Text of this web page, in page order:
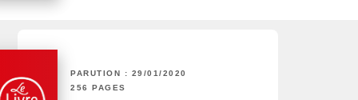
PARUTION : 29/01/2020
256 PAGES